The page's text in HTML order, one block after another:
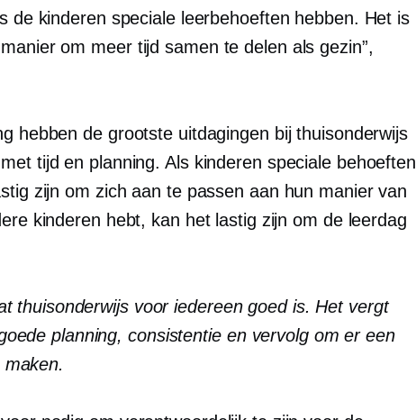
de kinderen speciale leerbehoeften hebben. Het is
om meer tijd samen te delen als gezin”,
hebben de grootste uitdagingen bij thuisonderwijs
tijd en planning. Als kinderen speciale behoeften
zijn om zich aan te passen aan hun manier van
kinderen hebt, kan het lastig zijn om de leerdag
thuisonderwijs voor iedereen goed is. Het vergt
planning, consistentie en vervolgom er een